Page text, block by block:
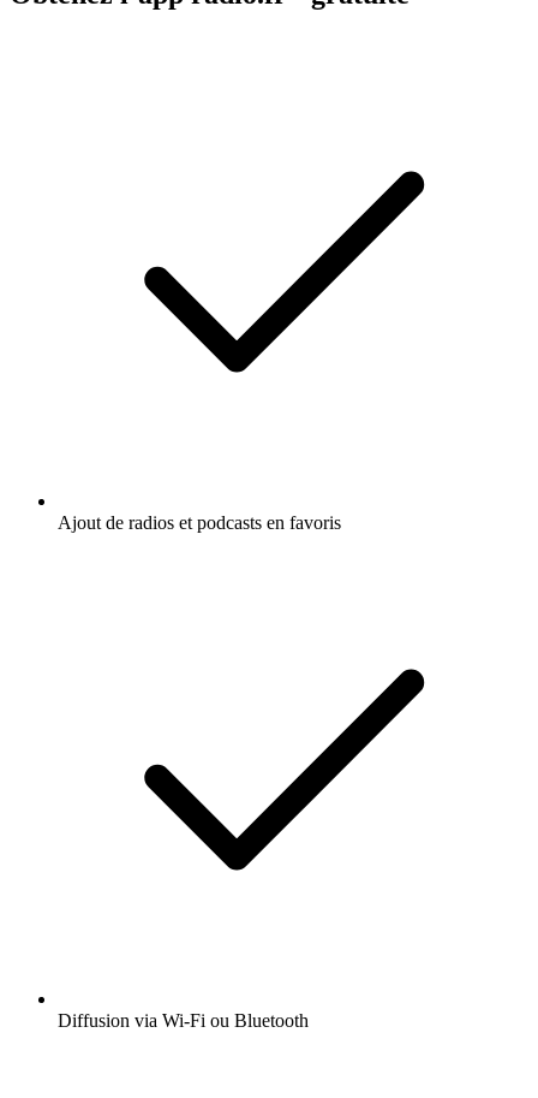
Ajout de radios et podcasts en favoris
Diffusion via Wi-Fi ou Bluetooth